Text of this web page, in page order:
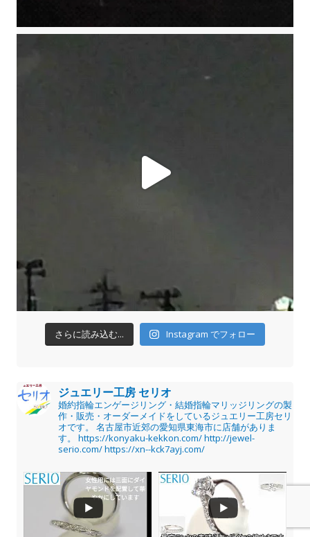
さらに読み込む... Instagram でフォロー
ジュエリー工房 セリオ
婚約指輪エンゲージリング・結婚指輪マリッジリングの製
作・販売・オーダーメイドをしているジュエリー工房セリ
オです。
名古屋市近郊の愛知県東海市に店舗がありま
す。
https://konyaku-kekkon.com/http://jewel-
serio.com/https://xn--kck7ayj.com/